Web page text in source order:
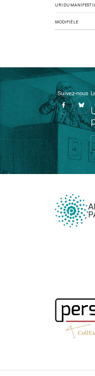
URI DU MANIFEST
MODIFIÉ LE
Suivez-nous
Légal